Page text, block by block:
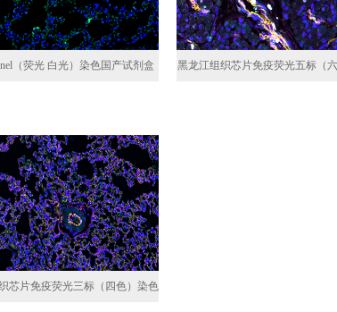
（荧光 白光）染色国产试剂盒 黑龙江组织芯片免疫荧光五标（
芯片免疫荧光三标（四色）染色